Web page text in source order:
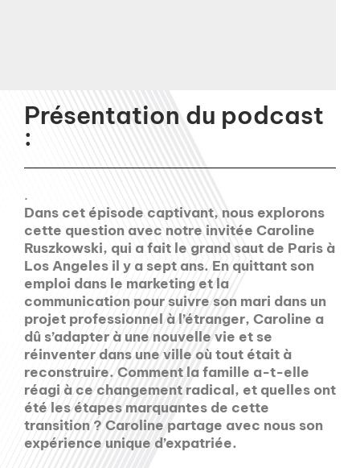
Présentation du podcast
:
.
Dans cet épisode captivant, nous explorons
cette question avec notre invitée Caroline
Ruszkowski, qui a fait le grand saut de Paris à
Los Angeles il y a sept ans. En quittant son
emploi dans le marketing et la
communication pour suivre son mari dans un
projet professionnel à l’étranger, Caroline a
dû s’adapter à une nouvelle vie et se
réinventer dans une ville où tout était à
reconstruire. Comment la famille a-t-elle
réagi à ce changement radical, et quelles ont
été les étapes marquantes de cette
transition ? Caroline partage avec nous son
expérience unique d’expatriée.